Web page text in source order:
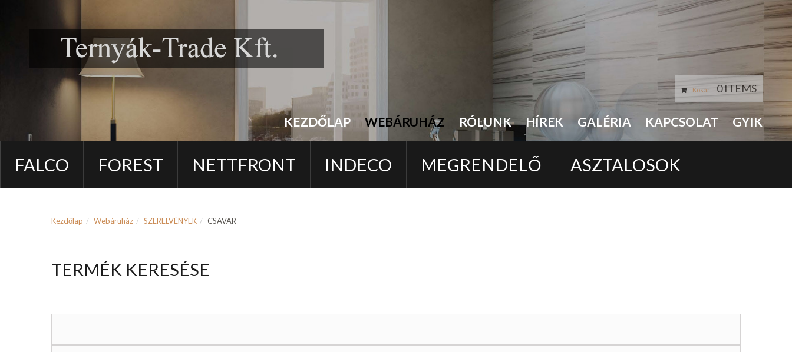
KEZDŐLAP WEBÁRUHÁZ RÓLUNK HÍREK GALÉRIA KAPCSOLAT GYIK
Kosár: 0 ITEMS
FALCO FOREST NETTFRONT INDECO MEGRENDELŐ ASZTALOSOK
Kezdőlap Webáruház SZERELVÉNYEK CSAVAR
TERMÉK KERESÉSE